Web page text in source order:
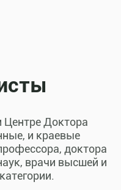
Центре Доктора
и краевые
доктора
врачи высшей и